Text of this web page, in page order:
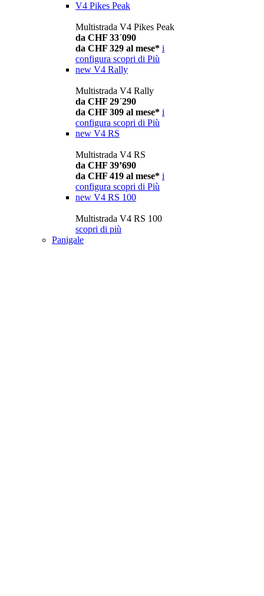
V4 Pikes Peak
Multistrada V4 Pikes Peak
da CHF 33´090
da CHF 329 al mese* i
configura scopri di Più
new V4 Rally
Multistrada V4 Rally
da CHF 29´290
da CHF 309 al mese* i
configura scopri di Più
new V4 RS
Multistrada V4 RS
da CHF 39’690
da CHF 419 al mese* i
configura scopri di Più
new V4 RS 100
Multistrada V4 RS 100
scopri di più
Panigale